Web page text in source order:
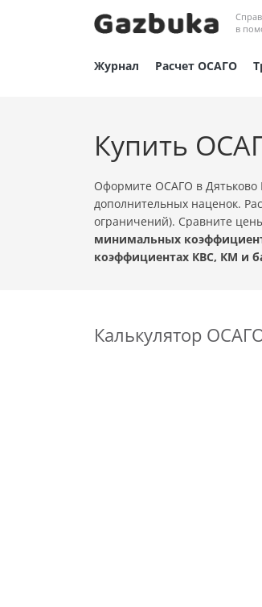
в
Журнал Расчет ОСАГО
Купить
Оформите ОСАГО в Дятьково
дополнительных наценок.
ограничений). Сравните
минимальных
коэффициентах КВС, КМ и
Калькулятор